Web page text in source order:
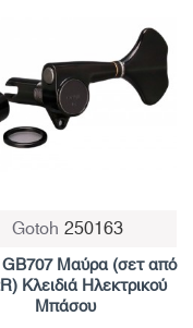
Gotoh 250163
Μαύρα (σετ από
Κλειδιά Ηλεκτρικού
Μπάσου